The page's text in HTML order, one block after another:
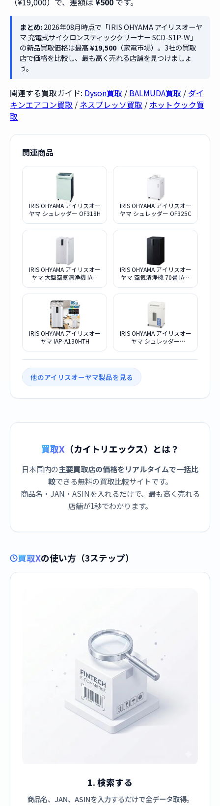
まとめ:2026年08月時点で「IRIS OHYAMA アイリスオーヤ
マ 充電式サイクロンスティッククリーナー SCD-S1P-W」
の新品買取価格は最高¥19,500（家電市場）。3社の買取
店で価格を比較し、最も高く売れる店舗を見つけましょ
う。
関連する買取ガイド: Dyson買取 / BALMUDA買取 / ダイ
キンエアコン買取 / ネスプレッソ買取 / ホットクック買
取
関連商品
IRIS OHYAMA アイリスオー
ヤマ シュレッダー OF318H
IRIS OHYAMA アイリスオー
ヤマ シュレッダー OF325C
IRIS OHYAMA アイリスオー
ヤマ 大型空気清浄機 IAP-
IRIS OHYAMA アイリスオー
ヤマ 空気清浄機 70畳 IAP-
IRIS OHYAMA アイリスオー
ヤマ IAP-A130HTH
IRIS OHYAMA アイリスオー
ヤマ シュレッダー
他のアイリスオーヤマ製品を見る
買取X （カイトリエックス）とは？
日本国内の主要買取店の価格をリアルタイムで一括比
較できる無料の買取比較サイトです。
商品名・JAN・ASINを入れるだけで、最も高く売れる
店舗が1秒でわかります。
買取Xの使い方（3ステップ）
1. 検索する
商品名、JAN、ASINを入力するだけで全データ取得。